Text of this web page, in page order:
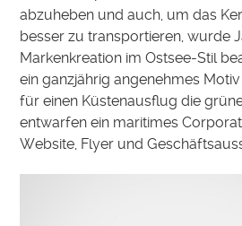
abzuheben und auch, um das
besser zu transportieren, wurde
Markenkreation im Ostsee-Stil
ein ganzjährig angenehmes
für einen Küstenausflug die
entwarfen ein maritimes
Website, Flyer und